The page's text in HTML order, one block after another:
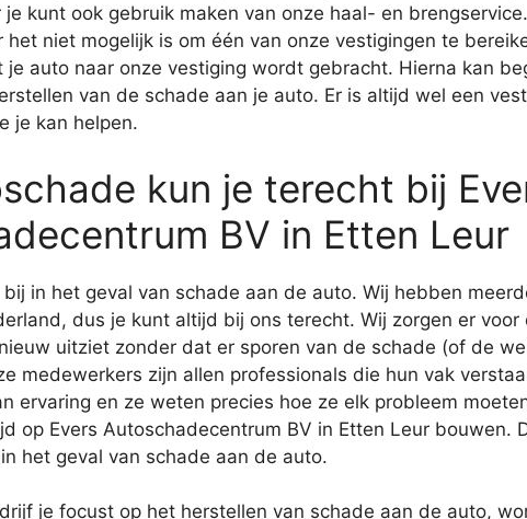
je kunt ook gebruik maken van onze haal- en
het niet mogelijk is om één van onze vestigingen te
je auto naar onze vestiging wordt gebracht. Hierna kan
van de schade aan je auto. Er is altijd wel een
je kan helpen.
kun je terecht bij
BV in Etten Leur
in het geval van schade aan de auto. Wij hebben
dus je kunt altijd bij ons terecht. Wij zorgen er voor
uitziet zonder dat er sporen van de schade (of de
medewerkers zijn allen professionals die hun vak
ervaring en ze weten precies hoe ze elk probleem
op Evers Autoschadecentrum BV in Etten Leur bouwen.
het geval van schade aan de auto.
je focust op het herstellen van schade aan de auto,